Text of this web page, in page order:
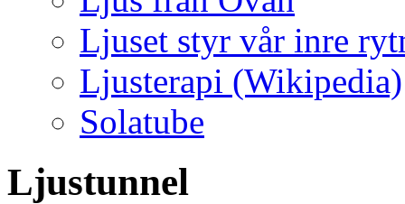
Ljuset styr vår inre
Ljusterapi (Wikipedia)
Solatube
Ljustunnel